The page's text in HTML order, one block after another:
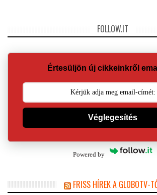
FOLLOW.IT
Értesüljön új cikkeinkről
Véglegesítés
Powered by
FRISS HÍREK A GLOBOTV-